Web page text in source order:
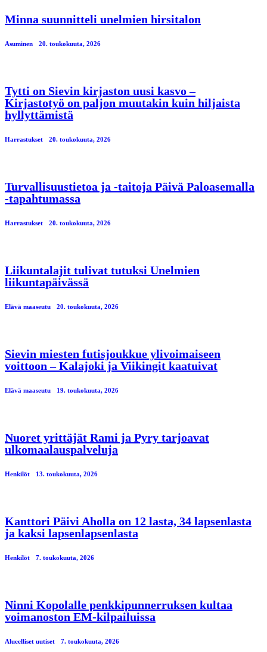
Minna suunnitteli unelmien hirsitalon
Asuminen 20. toukokuuta, 2026
Tytti on Sievin kirjaston uusi kasvo –
Kirjastotyö on paljon muutakin kuin hiljaista
hyllyttämistä
Harrastukset 20. toukokuuta, 2026
Turvallisuustietoa ja -taitoja Päivä Paloasemalla
-tapahtumassa
Harrastukset 20. toukokuuta, 2026
Liikuntalajit tulivat tutuksi Unelmien
liikuntapäivässä
Elävä maaseutu 20. toukokuuta, 2026
Sievin miesten futisjoukkue ylivoimaiseen
voittoon – Kalajoki ja Viikingit kaatuivat
Elävä maaseutu 19. toukokuuta, 2026
Nuoret yrittäjät Rami ja Pyry tarjoavat
ulkomaalauspalveluja
Henkilöt 13. toukokuuta, 2026
Kanttori Päivi Aholla on 12 lasta, 34 lapsenlasta
ja kaksi lapsenlapsenlasta
Henkilöt 7. toukokuuta, 2026
Ninni Kopolalle penkkipunnerruksen kultaa
voimanoston EM-kilpailuissa
Alueelliset uutiset 7. toukokuuta, 2026